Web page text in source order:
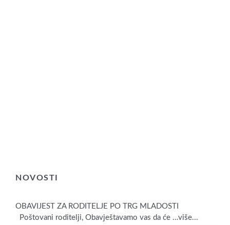
NOVOSTI
OBAVIJEST ZA RODITELJE PO TRG MLADOSTI
Poštovani roditelji, Obavještavamo vas da će …više...